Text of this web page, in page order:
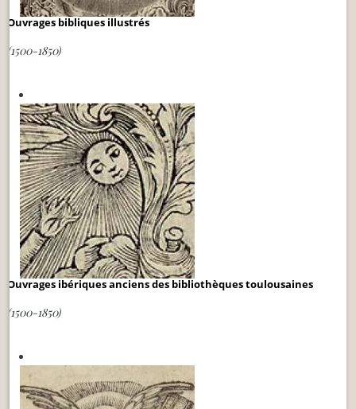
Ouvrages bibliques illustrés
(1500-1850)
Ouvrages ibériques anciens des bibliothèques toulousaines
(1500-1850)